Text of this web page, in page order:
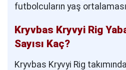
futbolcuların yaş
Kryvbas Kryvyi Rig
Sayısı Kaç?
Kryvbas Kryvyi Rig